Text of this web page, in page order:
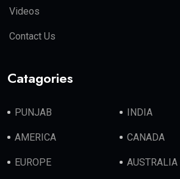
Videos
Contact Us
Catagories
PUNJAB INDIA
AMERICA CANADA
EUROPE AUSTRALIA